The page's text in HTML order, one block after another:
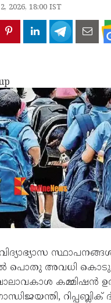
2026, 18:00 IST
പൊതു അവധി
കമ്മിഷൻ
റിപ്പബ്ലിക്